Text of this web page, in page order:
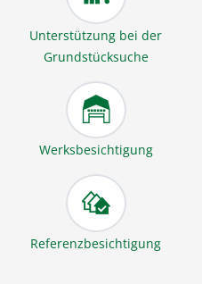
Unterstützung bei der
Grundstücksuche
Werksbesichtigung
Referenzbesichtigung